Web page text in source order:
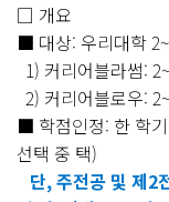
□ 개요
■ 대상: 우리대학
1) 커리어블라썸:
2) 커리어블로우:
■ 학점인정: 한 학
선택 중 택)
단, 주전공 및 제2